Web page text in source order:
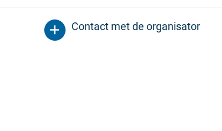
Contact met de organisator